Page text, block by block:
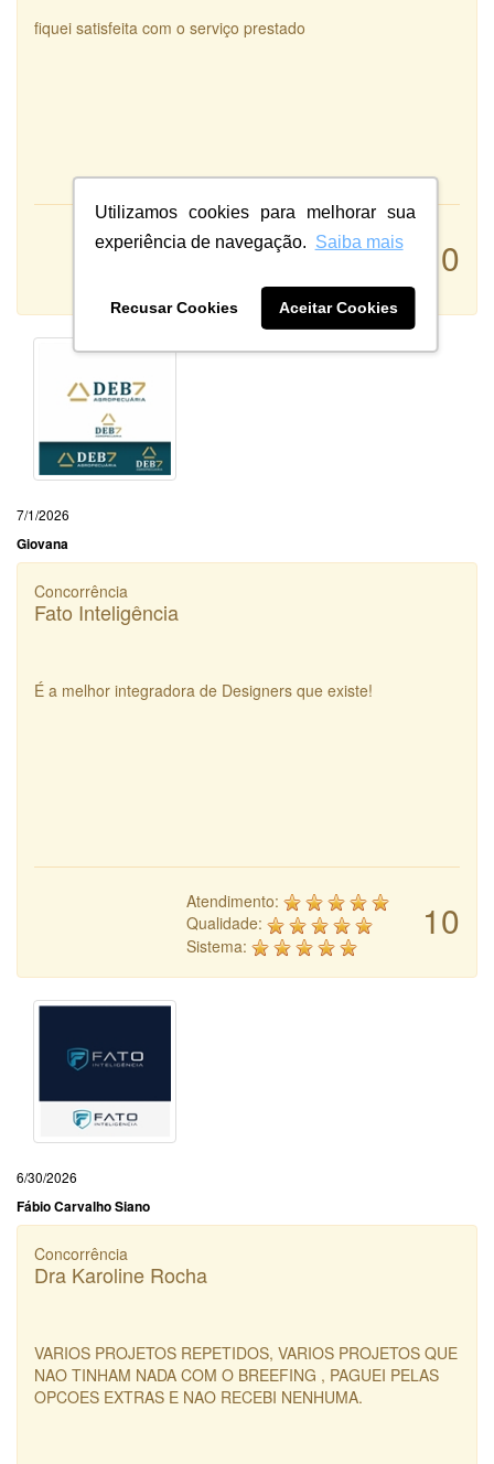
Utilizamos cookies para melhorar sua
experiência de navegação. Saiba mais
Recusar Cookies Aceitar Cookies
fiquei satisfeita com o serviço prestado
10
Atendimento:
7/1/2026
Giovana
Concorrência
Fato Inteligência
É a melhor integradora de Designers que existe!
10
Atendimento:
Qualidade:
Sistema:
6/30/2026
Fábio Carvalho Siano
Concorrência
Dra Karoline Rocha
VARIOS PROJETOS REPETIDOS, VARIOS PROJETOS QUE
NAO TINHAM NADA COM O BREEFING , PAGUEI PELAS
OPCOES EXTRAS E NAO RECEBI NENHUMA.